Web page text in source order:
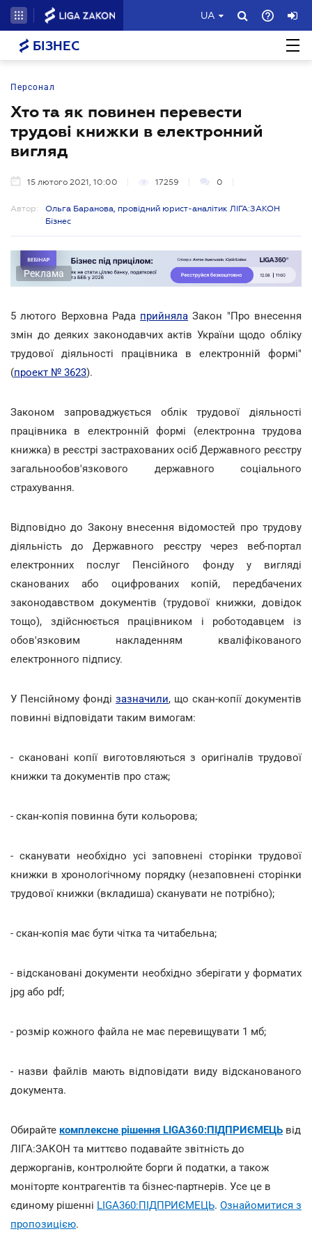
UA
БІЗНЕС
Персонал
Хто та як повинен перевести
трудові книжки в електронний
вигляд
15 лютого 2021, 10:00 17259 0
Автор:
Ольга Баранова, провідний юрист-аналітик ЛІГА:ЗАКОН
Бізнес
Реклама
5 лютого Верховна Рада прийняла Закон "Про внесення
змін до деяких законодавчих актів України щодо обліку
трудової діяльності працівника в електронній формі"
(проект № 3623).
Законом запроваджується облік трудової діяльності
працівника в електронній формі (електронна трудова
книжка) в реєстрі застрахованих осіб Державного реєстру
загальнообов'язкового державного соціального
страхування.
Відповідно до Закону внесення відомостей про трудову
діяльність до Державного реєстру через веб-портал
електронних послуг Пенсійного фонду у вигляді
сканованих або оцифрованих копій, передбачених
законодавством документів (трудової книжки, довідок
тощо), здійснюється працівником і роботодавцем із
обов'язковим накладенням кваліфікованого
електронного підпису.
У Пенсійному фонді зазначили, що скан-копії документів
повинні відповідати таким вимогам:
- скановані копії виготовляються з оригіналів трудової
книжки та документів про стаж;
- скан-копія повинна бути кольорова;
- сканувати необхідно усі заповнені сторінки трудової
книжки в хронологічному порядку (незаповнені сторінки
трудової книжки (вкладиша) сканувати не потрібно);
- скан-копія має бути чітка та читабельна;
- відскановані документи необхідно зберігати у форматих
jpg або pdf;
- розмір кожного файла не має перевищувати 1 мб;
- назви файлів мають відповідати виду відсканованого
документа.
Обирайте комплексне рішення LIGA360:ПІДПРИЄМЕЦЬ від
ЛІГА:ЗАКОН та миттєво подавайте звітність до
держорганів, контролюйте борги й податки, а також
моніторте контрагентів та бізнес-партнерів. Усе це в
єдиному рішенні LIGA360:ПІДПРИЄМЕЦЬ. Ознайомитися з
пропозицією.